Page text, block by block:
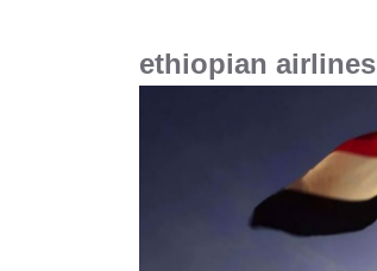
ethiopian airlines